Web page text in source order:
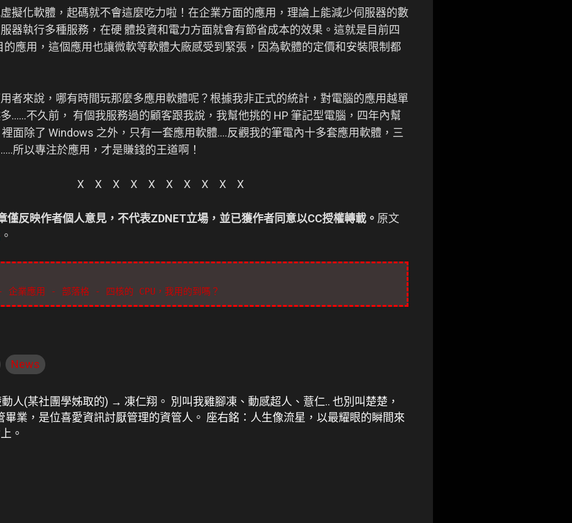
擬化軟體，起碼就不會這麼吃力啦！在企業方面的應用，理論上能減少伺服器的數
器執行多種服務，在硬 體投資和電力方面就會有節省成本的效果。這就是目前四
的應用，這個應用也讓微軟等軟體大廠感受到緊張，因為軟體的定價和安裝限制都
者來說，哪有時間玩那麼多應用軟體呢？根據我非正式的統計，對電腦的應用越單
......不久前， 有個我服務過的顧客跟我說，我幫他挑的 HP 筆記型電腦，四年內幫
面除了 Windows 之外，只有一套應用軟體....反觀我的筆電內十多套應用軟體，三
所以專注於應用，才是賺錢的王道啊！
X X X X X X X X X X
僅反映作者個人意見，不代表ZDNET立場，並已獲作者同意以CC授權轉載。 原文
。
業應用 - 部落格 - 四核的 CPU，我用的到嗎？
News
人(某社團學姊取的) → 凍仁翔。 別叫我雞腳凍、動感超人、薏仁.. 也別叫楚楚，
畢業，是位喜愛資訊討厭管理的資管人。 座右銘：人生像流星，以最耀眼的瞬間來
。